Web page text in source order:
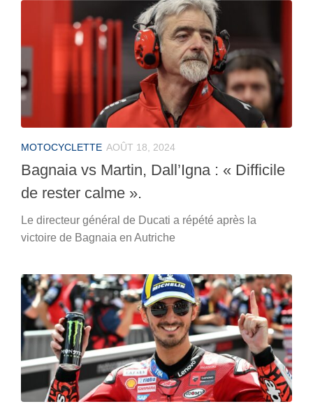
MOTOCYCLETTE AOÛT 18, 2024
Bagnaia vs Martin, Dall’Igna : « Difficile
de rester calme ».
Le directeur général de Ducati a répété après la
victoire de Bagnaia en Autriche